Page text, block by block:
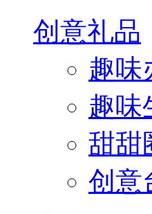
创意礼品
趣味
趣味
甜甜
创意